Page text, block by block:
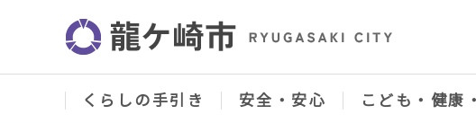
ジ
くらしの手引き 安全・安心 こども・健康